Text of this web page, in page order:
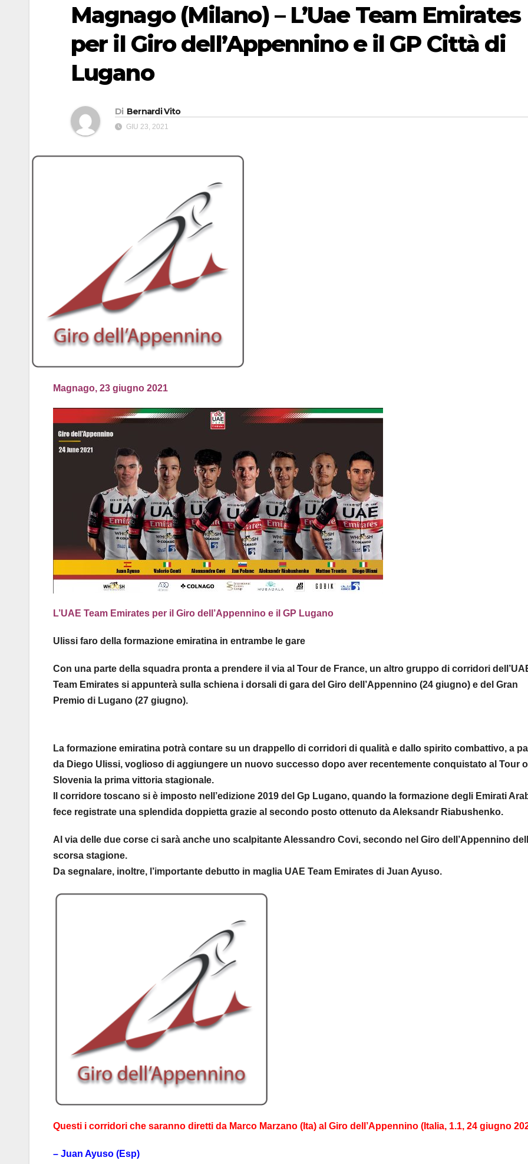
Magnago (Milano) – L’Uae Team Emirates
per il Giro dell’Appennino e il GP Città di
Lugano
Di Bernardi Vito
GIU 23, 2021
Magnago, 23 giugno 2021
L’UAE Team Emirates per il Giro dell’Appennino e il GP Lugano
Ulissi faro della formazione emiratina in entrambe le gare
Con una parte della squadra pronta a prendere il via al Tour de France, un altro gruppo di corridori
Team Emirates si appunterà sulla schiena i dorsali di gara del Giro dell’Appennino (24 giugno) e del Gran
Premio di Lugano (27 giugno).
La formazione emiratina potrà contare su un drappello di corridori di qualità e dallo spirito combattivo, a
da Diego Ulissi, voglioso di aggiungere un nuovo successo dopo aver recentemente conquistato al Tour
Slovenia la prima vittoria stagionale.
Il corridore toscano si è imposto nell’edizione 2019 del Gp Lugano, quando la formazione degli Emirati
fece registrate una splendida doppietta grazie al secondo posto ottenuto da Aleksandr Riabushenko.
Al via delle due corse ci sarà anche uno scalpitante Alessandro Covi, secondo nel Giro dell’Appennino
scorsa stagione.
Da segnalare, inoltre, l’importante debutto in maglia UAE Team Emirates di Juan Ayuso.
Questi i corridori che saranno diretti da Marco Marzano (Ita) al Giro dell’Appennino (Italia, 1.1, 24 giugno
– Juan Ayuso (Esp)